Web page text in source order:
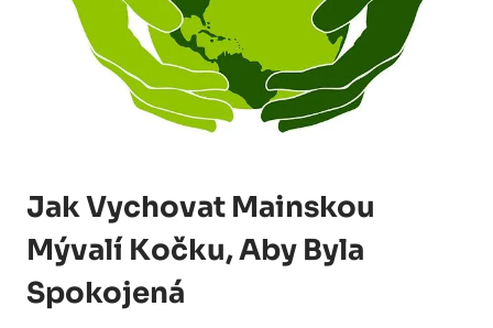
Jak Vychovat Mainskou
Mývalí Kočku, Aby Byla
Spokojená